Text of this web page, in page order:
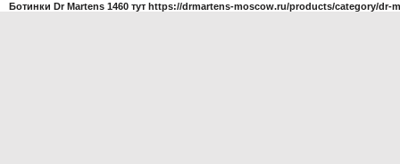
Ботинки Dr Martens 1460 тут https://drmartens-moscow.ru/products/category/dr-